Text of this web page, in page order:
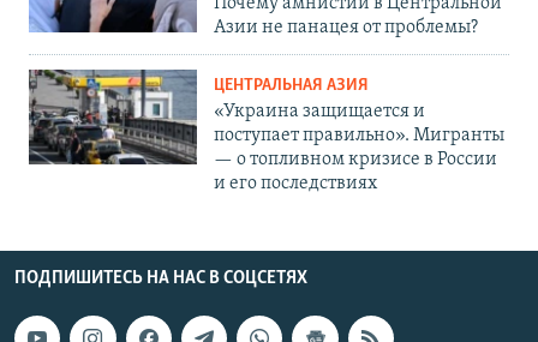
Азии не панацея от проблемы?
ЦЕНТРАЛЬНАЯ АЗИЯ
«Украина защищается и
поступает правильно». Мигранты
— о топливном кризисе в России
и его последствиях
ПОДПИШИТЕСЬ НА НАС В СОЦСЕТЯХ